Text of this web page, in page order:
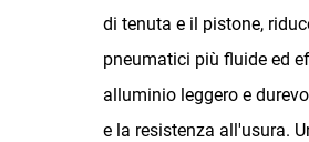
di tenuta e il pistone,
pneumatici più fluide ed
alluminio leggero e
e la resistenza all'usura.